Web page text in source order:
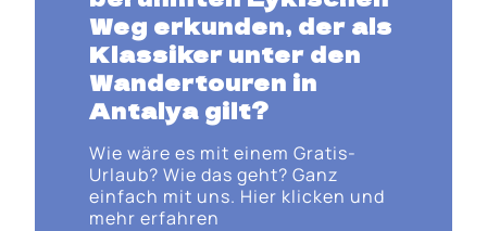
Weg erkunden, der als
Klassiker unter den
Wandertouren in
Antalya gilt?
Wie wäre es mit einem Gratis-
Urlaub? Wie das geht? Ganz
einfach mit uns. Hier klicken und
mehr erfahren